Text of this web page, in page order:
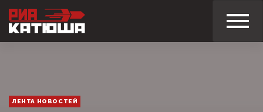
ЛЕНТА НОВОСТЕЙ